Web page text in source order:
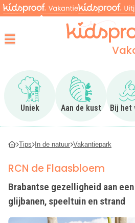
Uniek
Ga naar Uniek
Aan de kust
Ga naar Aan
Bij het
Tips In de natuur Vakantiepark
RCN de Flaasbloem
Brabantse gezelligheid aan
glijbanen, speeltuin en strand